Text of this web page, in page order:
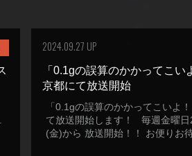
2024.09.27 UP
「0.1gの誤算のかかってこ
京都にて放送開始
「0.1gの誤算のかかってこいよ
て放送開始します！ 毎週金曜日
(金)から 放送開始！！ お便りお